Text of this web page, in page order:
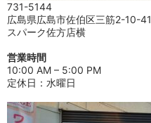
731-5144
広島県広島市佐伯区三筋2-10-41
スパーク佐方店横
営業時間
10:00 AM – 5:00 PM
定休日：水曜日